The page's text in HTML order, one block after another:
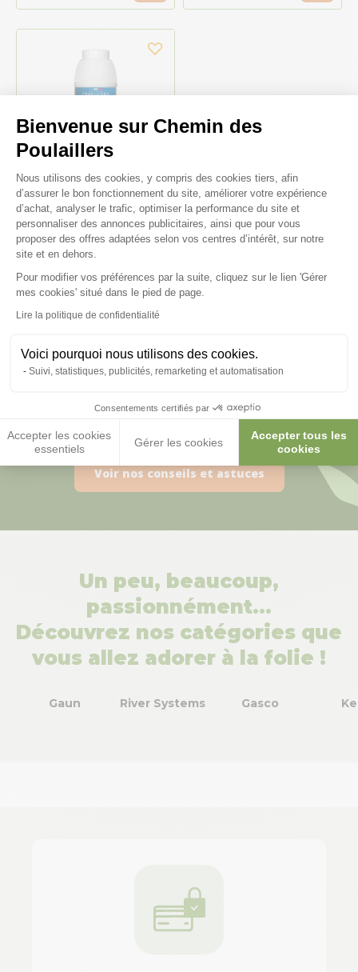
Bienvenue sur Chemin des
Poulaillers
Plateforme de Gestion du
Nous utilisons des cookies, y compris des cookies tiers, afin
d’assurer le bon fonctionnement du site, améliorer votre expérience
d’achat, analyser le trafic, optimiser la performance du site et
personnaliser des annonces publicitaires, ainsi que pour vous
proposer des offres adaptées selon vos centres d’intérêt, sur notre
site et en dehors.
Pour modifier vos préférences par la suite, cliquez sur le lien 'Gérer
mes cookies' situé dans le pied de page.
Lire la politique de confidentialité
Voici pourquoi nous utilisons des cookies.
Suivi, statistiques, publicités, remarketing et automatisation
Consentements certifiés par
Accepter les cookies
essentiels
Gérer les cookies
Accepter tous les
cookies
Axeptio consent
Produit contre la gale des
pattes pour poules et
volailles Gal O Pat 500g -
Francodex
24,99 €49,98 €/kg
des questions :)
Voir nos conseils et astuces
Un peu, beaucoup,
passionnément…
Découvrez nos catégories que
vous allez adorer à la folie !
Gaun River Systems Gasco